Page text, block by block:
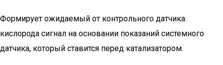
Формирует ожидаемый от контрольного датчика
кислорода сигнал на основании показаний системного
датчика, который ставится перед катализатором.